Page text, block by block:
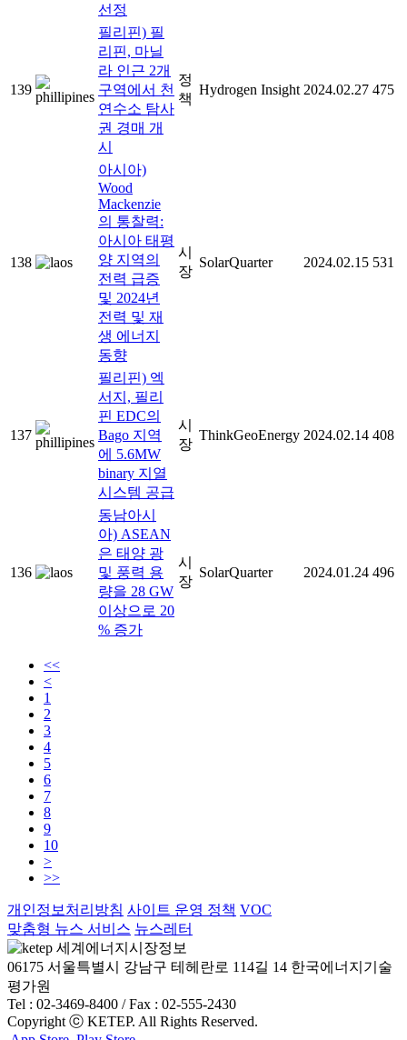
선정
139
필리핀) 필
리핀, 마닐
라 인근 2개
구역에서 천
연수소 탐사
권 경매 개
시
정
책
Hydrogen Insight 2024.02.27 475
138
아시아)
Wood
Mackenzie
의 통찰력:
아시아 태평
양 지역의
전력 급증
및 2024년
전력 및 재
생 에너지
동향
시
장
SolarQuarter 2024.02.15 531
137
필리핀) 엑
서지, 필리
핀 EDC의
Bago 지역
에 5.6MW
binary 지열
시스템 공급
시
장
ThinkGeoEnergy 2024.02.14 408
136
동남아시
아) ASEAN
은 태양 광
및 풍력 용
량을 28 GW
이상으로 20
% 증가
시
장
SolarQuarter 2024.01.24 496
<<
<
1
2
3
4
5
6
7
8
9
10
>
>>
개인정보처리방침 사이트 운영 정책 VOC
맞춤형 뉴스 서비스 뉴스레터
06175 서울특별시 강남구 테헤란로 114길 14 한국에너지기술
평가원
Tel : 02-3469-8400 / Fax : 02-555-2430
Copyright ⓒ KETEP. All Rights Reserved.